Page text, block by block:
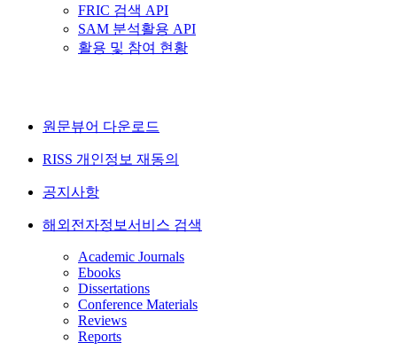
FRIC 검색 API
SAM 분석활용 API
활용 및 참여 현황
원문뷰어 다운로드
RISS 개인정보 재동의
공지사항
해외전자정보서비스 검색
Academic Journals
Ebooks
Dissertations
Conference Materials
Reviews
Reports